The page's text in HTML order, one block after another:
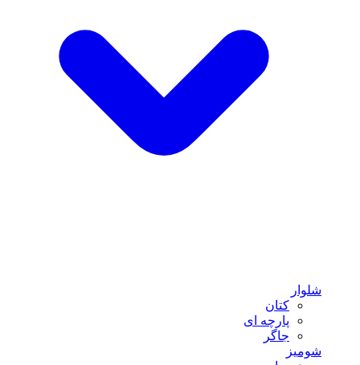
شلوار
کتان
پارچه ای
جاگر
شومیز